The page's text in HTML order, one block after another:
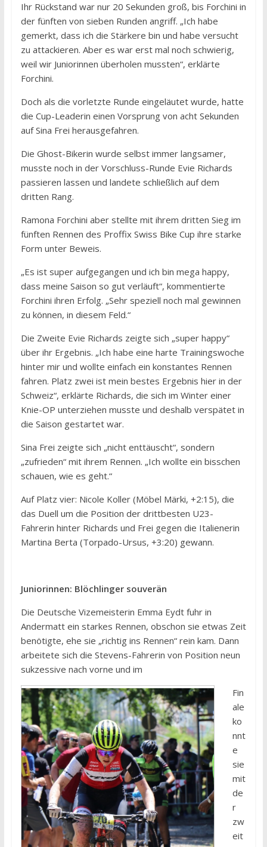
Ihr Rückstand war nur 20 Sekunden groß, bis Forchini in
der fünften von sieben Runden angriff. „Ich habe
gemerkt, dass ich die Stärkere bin und habe versucht
zu attackieren. Aber es war erst mal noch schwierig,
weil wir Juniorinnen überholen mussten“, erklärte
Forchini.
Doch als die vorletzte Runde eingeläutet wurde, hatte
die Cup-Leaderin einen Vorsprung von acht Sekunden
auf Sina Frei herausgefahren.
Die Ghost-Bikerin wurde selbst immer langsamer,
musste noch in der Vorschluss-Runde Evie Richards
passieren lassen und landete schließlich auf dem
dritten Rang.
Ramona Forchini aber stellte mit ihrem dritten Sieg im
fünften Rennen des Proffix Swiss Bike Cup ihre starke
Form unter Beweis.
„Es ist super aufgegangen und ich bin mega happy,
dass meine Saison so gut verläuft“, kommentierte
Forchini ihren Erfolg. „Sehr speziell noch mal gewinnen
zu können, in diesem Feld.“
Die Zweite Evie Richards zeigte sich „super happy“
über ihr Ergebnis. „Ich habe eine harte Trainingswoche
hinter mir und wollte einfach ein konstantes Rennen
fahren. Platz zwei ist mein bestes Ergebnis hier in der
Schweiz“, erklärte Richards, die sich im Winter einer
Knie-OP unterziehen musste und deshalb verspätet in
die Saison gestartet war.
Sina Frei zeigte sich „nicht enttäuscht“, sondern
„zufrieden“ mit ihrem Rennen. „Ich wollte ein bisschen
schauen, wie es geht.“
Auf Platz vier: Nicole Koller (Möbel Märki, +2:15), die
das Duell um die Position der drittbesten U23-
Fahrerin hinter Richards und Frei gegen die Italienerin
Martina Berta (Torpado-Ursus, +3:20) gewann.
Juniorinnen: Blöchlinger souverän
Die Deutsche Vizemeisterin Emma Eydt fuhr in
Andermatt ein starkes Rennen, obschon sie etwas Zeit
benötigte, ehe sie „richtig ins Rennen“ rein kam. Dann
arbeitete sich die Stevens-Fahrerin von Position neun
sukzessive nach vorne und im
Fin
ale
ko
nnt
e
sie
mit
de
r
zw
eit